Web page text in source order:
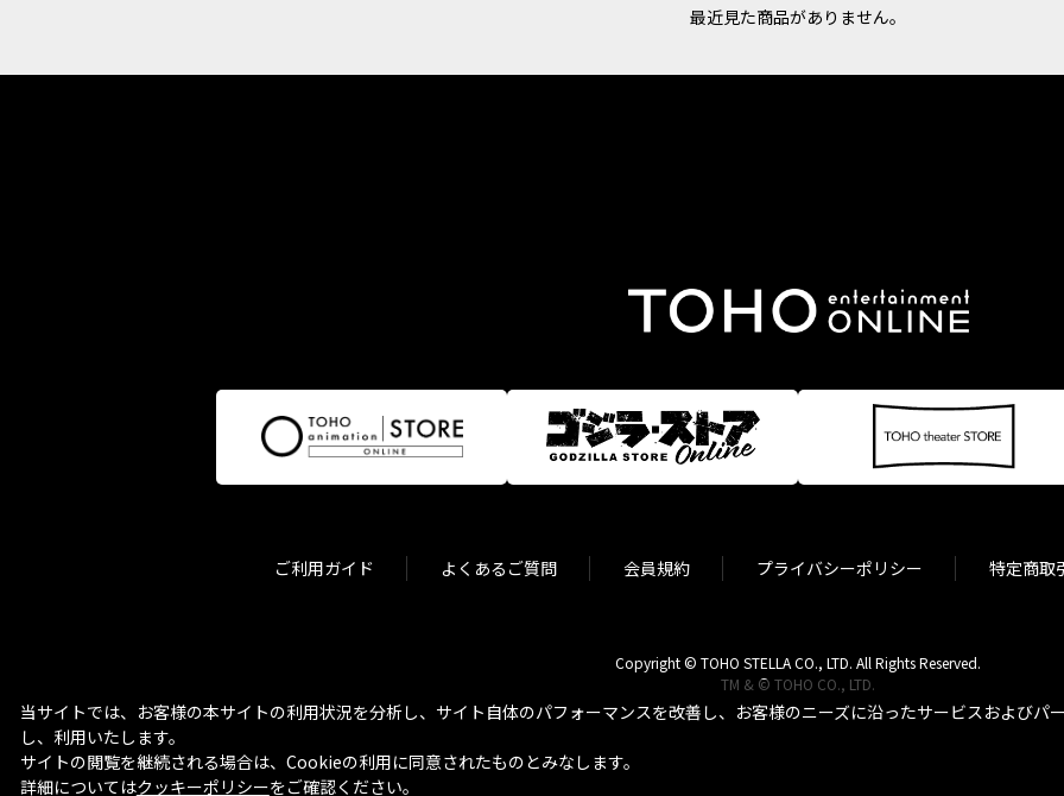
最近見た商品がありません。
ご利用ガイド よくあるご質問 会員規約 プライバシーポリシー 特定商取
Copyright © TOHO STELLA CO., LTD. All Rights Reserved.
TM & © TOHO CO., LTD.
当サイトでは、お客様の本サイトの利用状況を分析し、サイト自体のパフォーマンスを改善し、お客様のニーズに沿ったサービスおよび
し、利用いたします。
サイトの閲覧を継続される場合は、Cookieの利用に同意されたものとみなします。
詳細についてはクッキーポリシーをご確認ください。